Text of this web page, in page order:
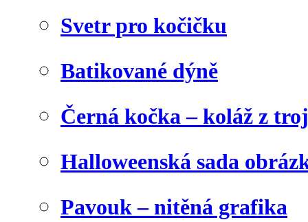
Svetr pro kočičku
Batikované dýně
Černá kočka – koláž z
Halloweenská sada
Pavouk – nitěná grafika